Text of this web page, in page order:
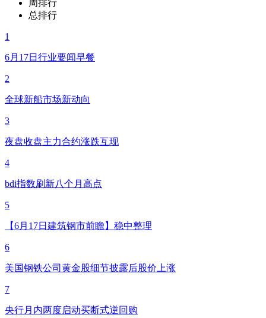
周排行
总排行
1
6月17日行业要闻早餐
2
全球新船市场新动向
3
夜盘收盘主力合约涨跌互现
4
bdi指数刷新八个月高点
5
【6月17日建筑钢市前瞻】稳中整理
6
美国钢铁公司黄金股细节披露后股价上涨
7
央行月内两度启动买断式逆回购